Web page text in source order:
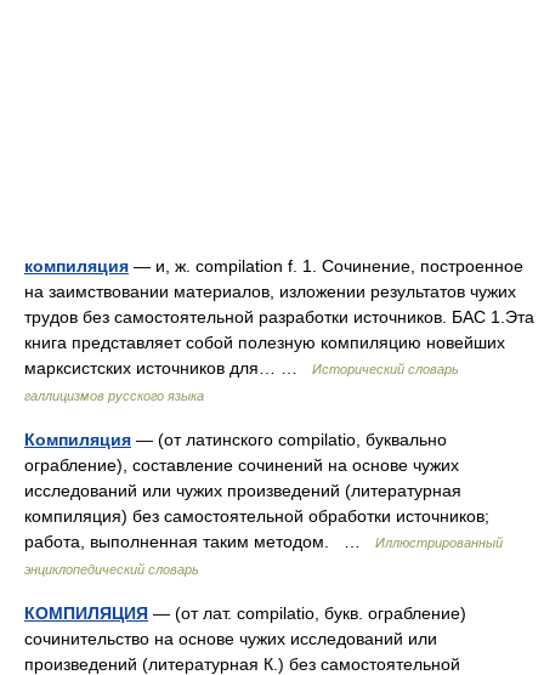
компиляция — и, ж. compilation f. 1. Сочинение, построенное
на заимствовании материалов, изложении результатов чужих
трудов без самостоятельной разработки источников. БАС 1.Эта
книга представляет собой полезную компиляцию новейших
марксистских источников для… …
Исторический словарь
галлицизмов русского языка
Компиляция — (от латинского compilatio, буквально
ограбление), составление сочинений на основе чужих
исследований или чужих произведений (литературная
компиляция) без самостоятельной обработки источников;
работа, выполненная таким методом. …
Иллюстрированный
энциклопедический словарь
КОМПИЛЯЦИЯ — (от лат. compilatio, букв. ограбление)
сочинительство на основе чужих исследований или
произведений (литературная К.) без самостоятельной